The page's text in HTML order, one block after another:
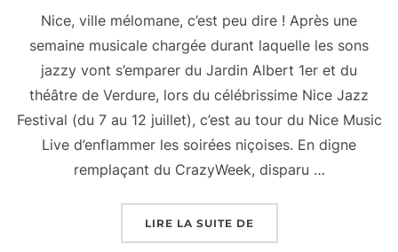
Nice, ville mélomane, c’est peu dire ! Après une
semaine musicale chargée durant laquelle les sons
jazzy vont s’emparer du Jardin Albert 1er et du
théâtre de Verdure, lors du célébrissime Nice Jazz
Festival (du 7 au 12 juillet), c’est au tour du Nice Music
Live d’enflammer les soirées niçoises. En digne
remplaçant du CrazyWeek, disparu …
LIRE LA SUITE DE« NICE ACCUEILLE